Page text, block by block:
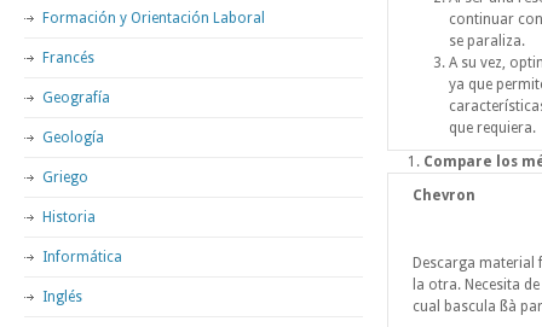
continuar
se paraliza.
A su vez,
ya que
que requiera.
Compare los
Chevron
Descarga
la otra. Necesita
cual bascula ßà
Formación y Orientación Laboral
Francés
Geografía
Geología
Griego
Historia
Informática
Inglés